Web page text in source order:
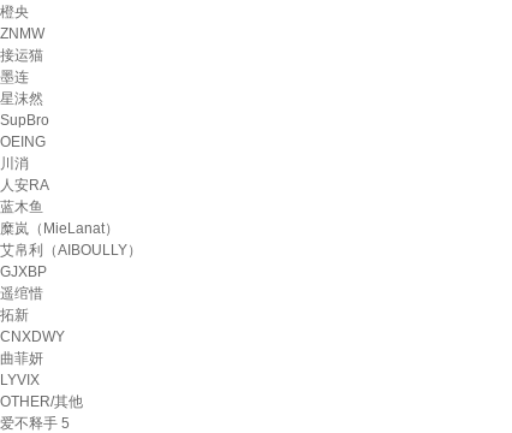
橙央
ZNMW
接运猫
墨连
星沫然
SupBro
OEING
川消
人安RA
蓝木鱼
糜岚（MieLanat）
艾帛利（AIBOULLY）
GJXBP
遥绾惜
拓新
CNXDWY
曲菲妍
LYVIX
OTHER/其他
爱不释手 5